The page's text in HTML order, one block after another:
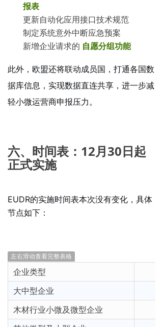
报表
更新自动化应用接口技术规范
制定系统意外中断应急预案
新增企业请求的 自愿分组功能
此外，欧盟还将联动成员国，打通各国数
据库信息，实现数据直连共享，进一步减
轻小微运营商申报压力。
六、时间表：12月30日起
正式实施
EUDR的实施时间表本次没有变化，具体
节点如下：
左右滑动查看完整表格
企业类型
大中型企业
木材行业小微及微型企业